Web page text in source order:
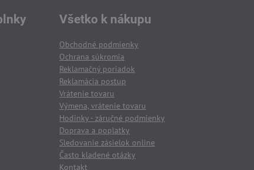
Všetko k nákupu
Obchodné podmienky
Ochrana súkromia
Reklamačný poriadok
Reklamácia postup
Vrátenie tovaru
Výmena, vrátenie tovaru
Hodinky - záručné podmienky
Doprava a poplatky
Sledovanie zásielok online
Často kladené otázky
Kontakt